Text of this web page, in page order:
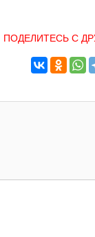
ПОДЕЛИТЕСЬ С